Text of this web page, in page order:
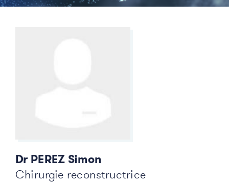
Dr PEREZ Simon
Chirurgie reconstructrice